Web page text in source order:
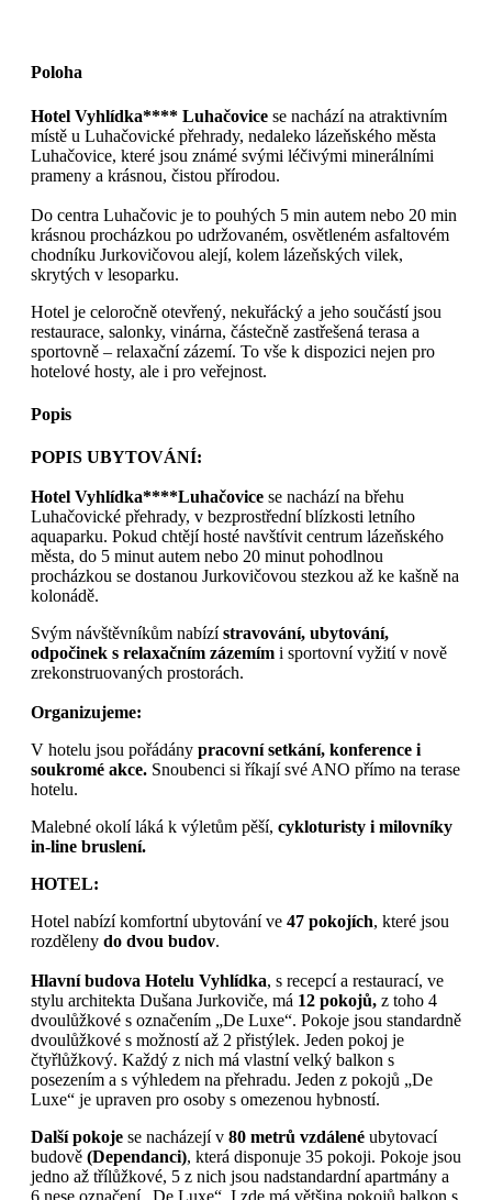
Poloha
Hotel Vyhlídka**** Luhačovice se nachází na atraktivním
místě u Luhačovické přehrady, nedaleko lázeňského města
Luhačovice, které jsou známé svými léčivými minerálními
prameny a krásnou, čistou přírodou.
Do centra Luhačovic je to pouhých 5 min autem nebo 20 min
krásnou procházkou po udržovaném, osvětleném asfaltovém
chodníku Jurkovičovou alejí, kolem lázeňských vilek,
skrytých v lesoparku.
Hotel je celoročně otevřený, nekuřácký a jeho součástí jsou
restaurace, salonky, vinárna, částečně zastřešená terasa a
sportovně – relaxační zázemí. To vše k dispozici nejen pro
hotelové hosty, ale i pro veřejnost.
Popis
POPIS UBYTOVÁNÍ:
Hotel Vyhlídka****Luhačovice se nachází na břehu
Luhačovické přehrady, v bezprostřední blízkosti letního
aquaparku. Pokud chtějí hosté navštívit centrum lázeňského
města, do 5 minut autem nebo 20 minut pohodlnou
procházkou se dostanou Jurkovičovou stezkou až ke kašně na
kolonádě.
Svým návštěvníkům nabízístravování, ubytování,
odpočinek s relaxačním zázemím i sportovní vyžití v nově
zrekonstruovaných prostorách.
Organizujeme:
V hotelu jsou pořádány pracovní setkání, konference i
soukromé akce. Snoubenci si říkají své ANO přímo na terase
hotelu.
Malebné okolí láká k výletům pěší, cykloturisty i milovníky
in-line bruslení.
HOTEL:
Hotel nabízí komfortní ubytování ve 47 pokojích, které jsou
rozděleny do dvou budov.
Hlavní budova Hotelu Vyhlídka, s recepcí a restaurací, ve
stylu architekta Dušana Jurkoviče, má 12 pokojů, z toho 4
dvoulůžkové s označením „De Luxe“. Pokoje jsou standardně
dvoulůžkové s možností až 2 přistýlek. Jeden pokoj je
čtyřlůžkový. Každý z nich má vlastní velký balkon s
posezením a s výhledem na přehradu. Jeden z pokojů „De
Luxe“ je upraven pro osoby s omezenou hybností.
Další pokoje se nacházejí v 80 metrů vzdálené ubytovací
budově (Dependanci), která disponuje 35 pokoji. Pokoje jsou
jedno až třílůžkové, 5 z nich jsou nadstandardní apartmány a
6 nese označení „De Luxe“. I zde má většina pokojů balkon s